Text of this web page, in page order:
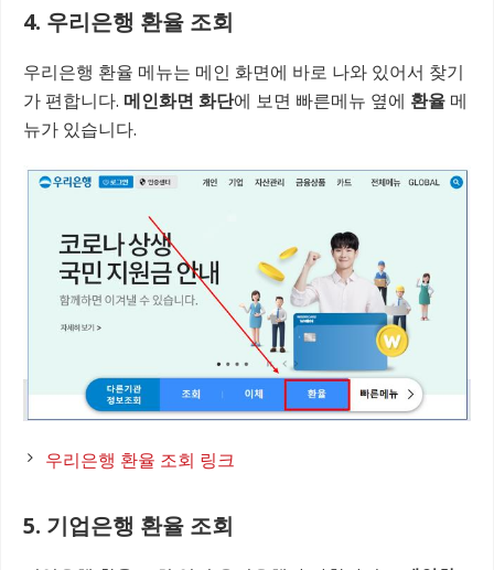
4. 우리은행 환율 조회
우리은행 환율 메뉴는 메인 화면에 바로 나와 있어서 찾기
가 편합니다. 메인화면 화단에 보면 빠른메뉴 옆에 환율 메
뉴가 있습니다.
우리은행 환율 조회 링크
5. 기업은행 환율 조회